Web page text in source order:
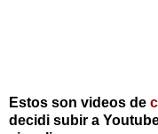
Estos son videos de
decidi subir a